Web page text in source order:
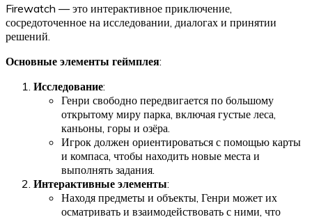
Firewatch — это интерактивное приключение,
сосредоточенное на исследовании, диалогах и принятии
решений.
Основные элементы геймплея:
Исследование:
Генри свободно передвигается по большому
открытому миру парка, включая густые леса,
каньоны, горы и озёра.
Игрок должен ориентироваться с помощью карты
и компаса, чтобы находить новые места и
выполнять задания.
Интерактивные элементы:
Находя предметы и объекты, Генри может их
осматривать и взаимодействовать с ними, что